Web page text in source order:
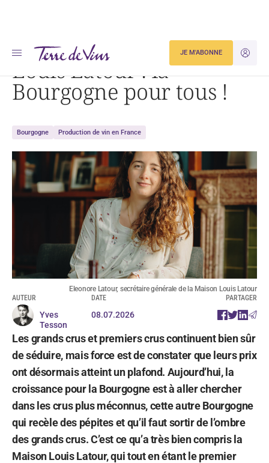
JE
JE M'ABONNE
Accueil Actualités Louis Latour : la Bourgogne pour tous !
Louis Latour : la
Bourgogne pour tous !
Bourgogne Production de vin en France
Eleonore Latour, secrétaire générale de la Maison Louis Latour
AUTEUR
Yves
Tesson
DATE
08.07.2026
PARTAGER
Les grands crus et premiers crus continuent bien sûr
de séduire, mais force est de constater que leurs prix
ont désormais atteint un plafond. Aujourd’hui, la
croissance pour la Bourgogne est à aller chercher
dans les crus plus méconnus, cette autre Bourgogne
qui recèle des pépites et qu’il faut sortir de l’ombre
des grands crus. C’est ce qu’a très bien compris la
Maison Louis Latour, qui tout en étant le premier